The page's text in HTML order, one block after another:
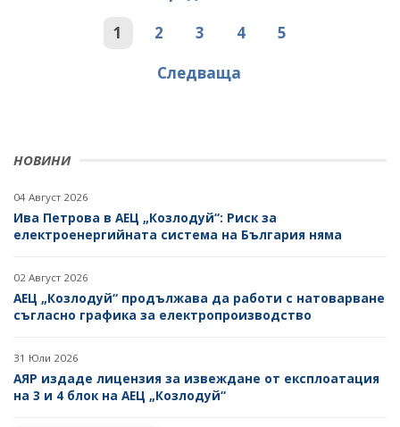
НОВИНИ
04 Август 2026
Ива Петрова в АЕЦ „Козлодуй“: Риск за
електроенергийната система на България няма
02 Август 2026
АЕЦ „Козлодуй“ продължава да работи с натоварване
съгласно графика за електропроизводство
31 Юли 2026
АЯР издаде лицензия за извеждане от експлоатация
на 3 и 4 блок на АЕЦ „Козлодуй“
1
2 3 4
5
Следваща